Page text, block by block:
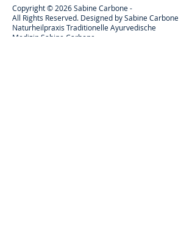
Copyright © 2026 Sabine Carbone -
All Rights Reserved. Designed by Sabine Carbone
Naturheilpraxis Traditionelle Ayurvedische
Medizin Sabine Carbone